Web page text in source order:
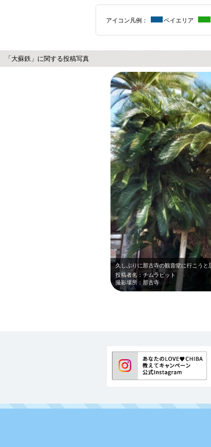
アイコン凡例： ベイエリア
「大蘇鉄」に関する投稿写真
投稿者名：チムラビット
撮影場所：那古寺